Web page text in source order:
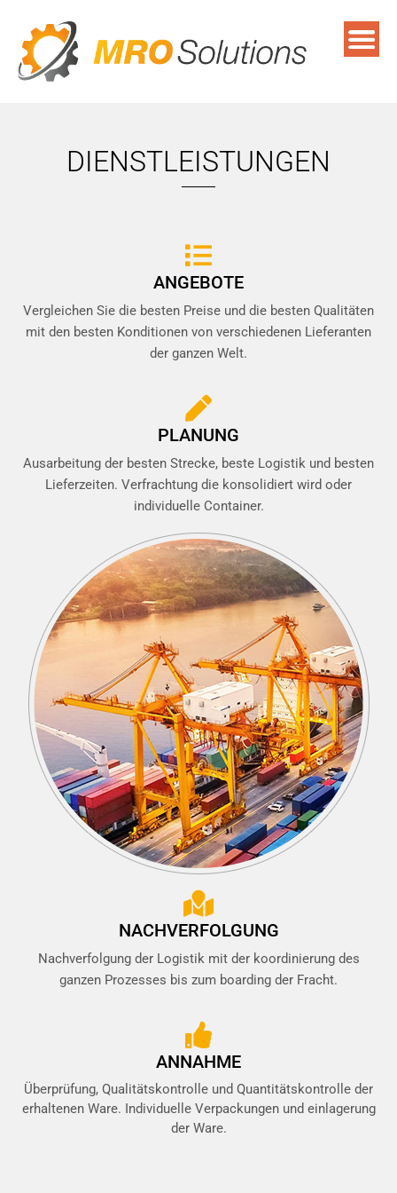
DIENSTLEISTUNGEN
ANGEBOTE
Vergleichen Sie die besten Preise und die besten Qualitäten
mit den besten Konditionen von verschiedenen Lieferanten
der ganzen Welt.
PLANUNG
Ausarbeitung der besten Strecke, beste Logistik und besten
Lieferzeiten. Verfrachtung die konsolidiert wird oder
individuelle Container.
NACHVERFOLGUNG
Nachverfolgung der Logistik mit der koordinierung des
ganzen Prozesses bis zum boarding der Fracht.
ANNAHME
Überprüfung, Qualitätskontrolle und Quantitätskontrolle der
erhaltenen Ware. Individuelle Verpackungen und einlagerung
der Ware.